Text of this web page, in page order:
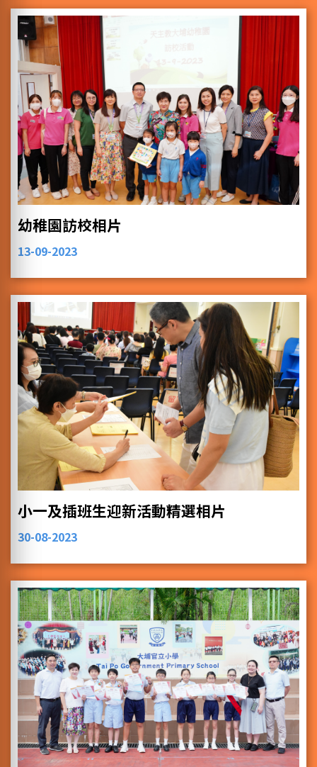
幼稚園訪校相片
13-09-2023
小一及插班生迎新活動精選相片
30-08-2023